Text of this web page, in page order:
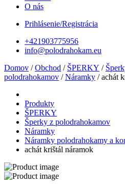
O nás
Prihlásenie/Registrácia
+421903775956
info@polodrahokam.eu
Domov /Obchod / ŠPERKY /
polodrahokamov /Náramky / achát
Produkty
ŠPERKY
Šperky z polodrahokamov
Náramky
Náramky polodrahokamy a
achát krištál náramok